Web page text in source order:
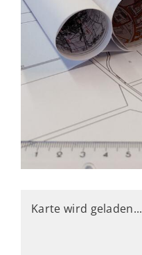
Karte wird geladen...